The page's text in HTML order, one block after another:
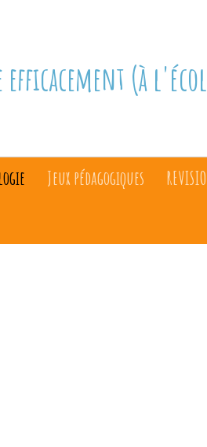
efficacement (à
Jeux pédagogiques